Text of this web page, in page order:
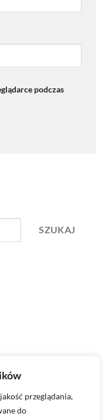
przeglądania,
do
podczas
SZUKAJ